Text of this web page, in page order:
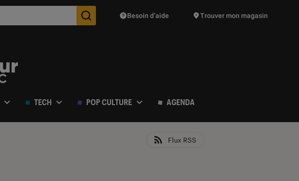
Des suggestions de produits vont vous être proposées
Besoin d’aide Trouver mon magasin
TECH POP CULTURE AGENDA
Flux RSS